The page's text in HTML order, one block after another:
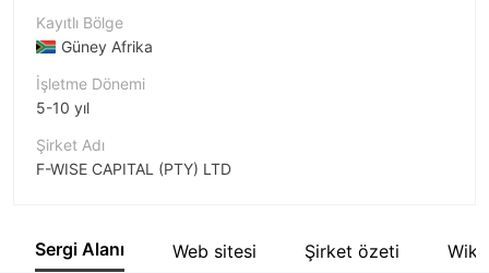
Kayıtlı Bölge
Güney Afrika
İşletme Dönemi
5-10 yıl
Şirket Adı
F-WISE CAPITAL (PTY) LTD
Şirket çalışanı
Sergi Alanı Web sitesi Şirket özeti Wiki